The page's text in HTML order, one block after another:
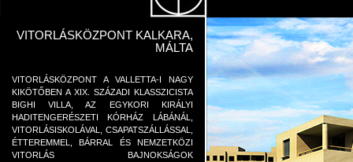
VITORLÁSKÖZPONT KALKARA,
MÁLTA
VITORLÁSKÖZPONT A VALLETTA-I NAGY
KIKÖTŐBEN A XIX. SZÁZADI KLASSZICISTA
BIGHI VILLA, AZ EGYKORI KIRÁLYI
HADITENGERÉSZETI KÓRHÁZ LÁBÁNÁL,
VITORLÁSISKOLÁVAL, CSAPATSZÁLLÁSSAL,
ÉTTEREMMEL, BÁRRAL ÉS NEMZETKÖZI
VITORLÁS BAJNOKSÁGOK